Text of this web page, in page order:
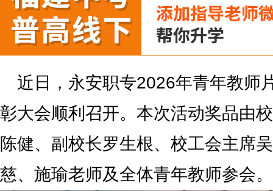
近日，永安职专2026年青年教师
彰大会顺利召开。本次活动奖品由
陈健、副校长罗生根、校工会主席
慈、施瑜老师及全体青年教师参会。